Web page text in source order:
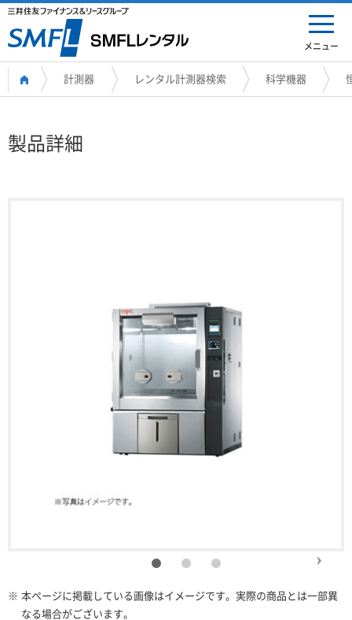
メニュー
計測器 レンタル計測器検索 科学機器
製品詳細
※ 本ページに掲載している画像はイメージです。実際の商品とは一部異
なる場合がございます。